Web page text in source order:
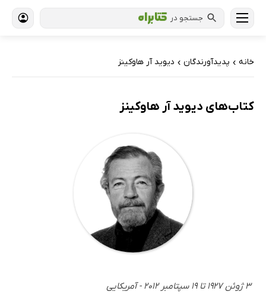
جستجو در
خانه › پدیدآورندگان › دیوید آر هاوکینز
کتاب‌های دیوید آر هاوکینز
۳ ژوئن ۱۹۲۷ تا ۱۹ سپتامبر ۲۰۱۲ - آمریکایی